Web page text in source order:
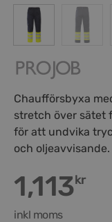
Chaufförsbyxa
stretch över sätet
för att undvika
och oljeavvisande.
1,113kr
inkl moms